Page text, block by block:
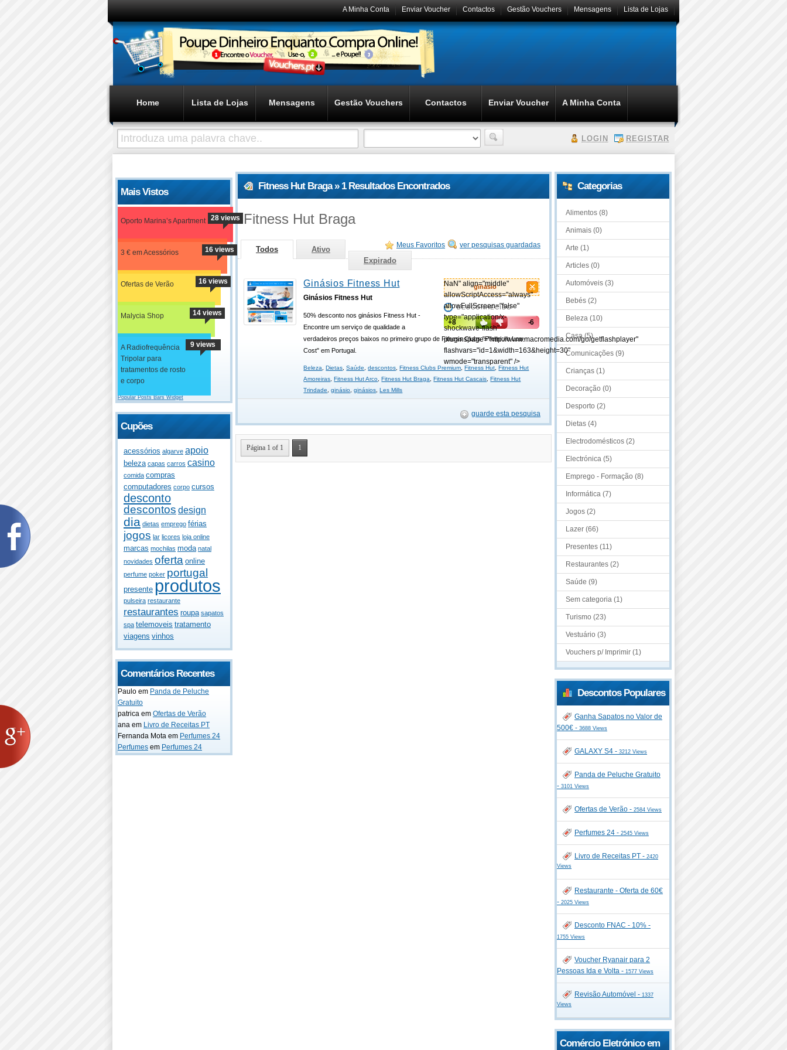
Lista de Lojas
Mensagens
Gestão Vouchers
Contactos
Enviar Voucher
A Minha Conta
Home Lista de Lojas Mensagens Gestão Vouchers Contactos Enviar Voucher A Minha Conta
LOGIN REGISTAR
Mais Vistos
Oporto Marina’s Apartment 28 views
3 € em Acessórios 16 views
Ofertas de Verão 16 views
Malycia Shop 14 views
A Radiofrequência
Tripolar para
tratamentos de rosto
e corpo
9 views
Popular Posts Bars Widget
Cupões
acessórios algarve apoio
beleza capas carros casino
comida compras
computadores corpo cursos
desconto
descontos design
dia dietas emprego férias
jogos lar licores loja online
marcas mochilas moda natal
novidades oferta online
perfume poker portugal
presente produtos
pulseira restaurante
restaurantes roupa sapatos
spa telemoveis tratamento
viagens vinhos
Comentários Recentes
Paulo em Panda de Peluche
Gratuito
patrica em Ofertas de Verão
ana em Livro de Receitas PT
Fernanda Mota em Perfumes 24
Perfumes em Perfumes 24
Fitness Hut Braga » 1 Resultados Encontrados
Fitness Hut Braga
ver pesquisas guardadas
Meus Favoritos
Todos
Ativo
Expirado
ginasio
NaN" align="middle"
allowScriptAccess="always"
allowFullScreen="false"
type="application/x-
shockwave-flash"
pluginspage="http://www.macromedia.com/go/getflashplayer"
flashvars="id=1&width=163&height=30"
wmode="transparent" />
DESCONHECIDO
+8 -6
Ginásios Fitness Hut
Ginásios Fitness Hut
50% desconto nos ginásios Fitness Hut -
Encontre um serviço de qualidade a
verdadeiros preços baixos no primeiro grupo de Fitness Clubs "Premium Low-
Cost" em Portugal.
Beleza ,Dietas ,Saúde ,descontos ,Fitness Clubs Premium ,Fitness Hut ,Fitness Hut
Amoreiras ,Fitness Hut Arco ,Fitness Hut Braga ,Fitness Hut Cascais ,Fitness Hut
Trindade
,ginásio ,ginásios ,Les Mills
guarde esta pesquisa
Página 1 of 1 1
Categorias
Alimentos (8)
Animais (0)
Arte (1)
Articles (0)
Automóveis (3)
Bebés (2)
Beleza (10)
Casa (5)
Comunicações (9)
Crianças (1)
Decoração (0)
Desporto (2)
Dietas (4)
Electrodomésticos (2)
Electrónica (5)
Emprego - Formação (8)
Informática (7)
Jogos (2)
Lazer (66)
Presentes (11)
Restaurantes (2)
Saúde (9)
Sem categoria (1)
Turismo (23)
Vestuário (3)
Vouchers p/ Imprimir (1)
Descontos Populares
Ganha Sapatos no Valor de
500€ - 3688 Views
GALAXY S4 - 3212 Views
Panda de Peluche Gratuito
- 3101 Views
Ofertas de Verão - 2584 Views
Perfumes 24 - 2545 Views
Livro de Receitas PT - 2420
Views
Restaurante - Oferta de 60€
- 2025 Views
Desconto FNAC - 10% -
1755 Views
Voucher Ryanair para 2
Pessoas Ida e Volta - 1577 Views
Revisão Automóvel - 1337
Views
Comércio Eletrónico em